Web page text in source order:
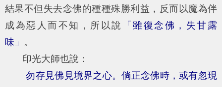
結果不但失去念佛的種種殊勝利益，反而以魔為伴
成為惡人而不知，所以說
「雖復念佛，失甘露
味」 。
印光大師也說：
勿存見佛見境界之心。倘正念佛時，或有忽現